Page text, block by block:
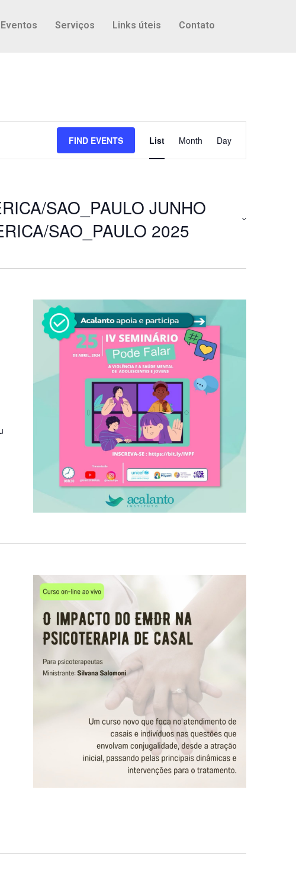
Eventos Serviços Links úteis Contato
FIND EVENTS
Event
Views
List Month Day
SAO_PAULO JUNHO
SAO_PAULO 2025